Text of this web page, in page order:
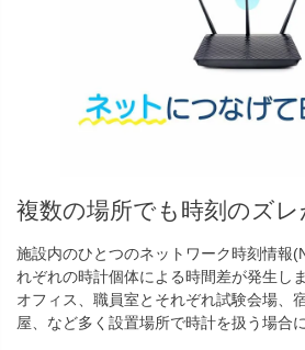
複数の場所でも時刻のズ
施設内のひとつのネットワーク時刻情報
れぞれの時計個体による時間差が発生し
オフィス、職員室とそれぞれ試験会場、
屋、など多く設置場所で時計を扱う場合